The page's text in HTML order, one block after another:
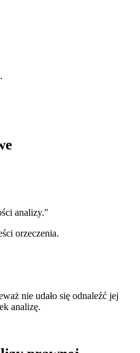
analizy."
orzeczenia.
nie udało się odnaleźć jej
analizę.